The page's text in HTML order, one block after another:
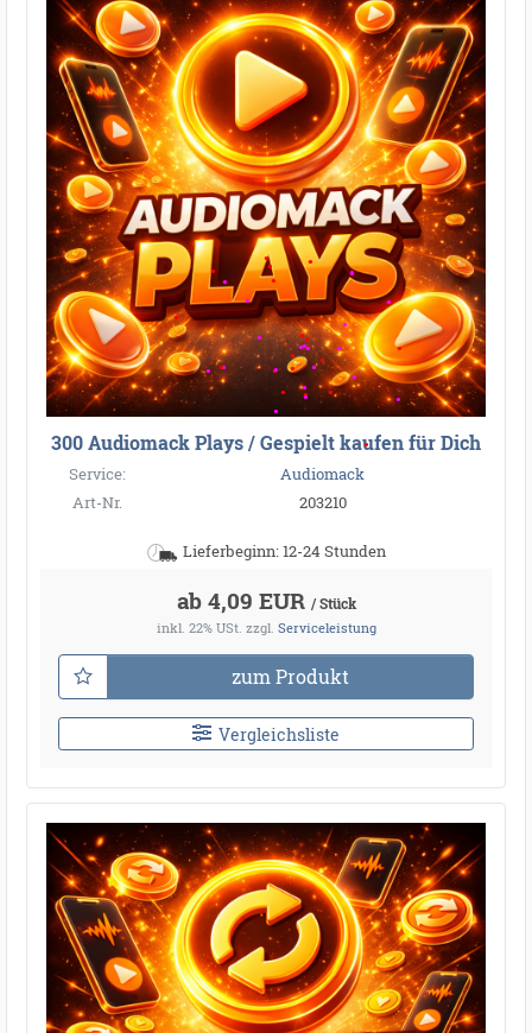
300 Audiomack Plays / Gespielt kaufen für Dich
Service:
Audiomack
Art-Nr.
203210
Lieferbeginn: 12-24 Stunden
ab 4,09 EUR / Stück
inkl. 22% USt. zzgl. Serviceleistung
zum Produkt
Vergleichsliste